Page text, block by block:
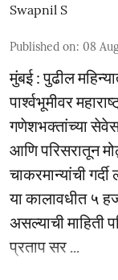
Swapnil S
Published on: 08
मुंबई : पुढील
पार्श्वभूमीवर
गणेशभक्तांच्या
आणि परिसरातून
चाकरमान्यांची
या कालावधीत ५
असल्याची माहिती
प्रताप सर ...